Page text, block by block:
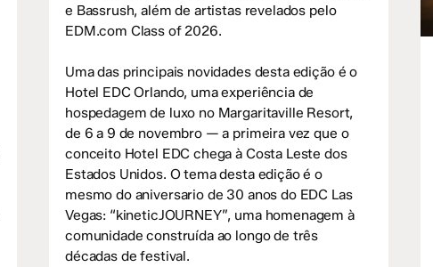
e Bassrush, além de artistas revelados pelo
EDM.com Class of 2026.
Uma das principais novidades desta edição é o
Hotel EDC Orlando, uma experiência de
hospedagem de luxo no Margaritaville Resort,
de 6 a 9 de novembro — a primeira vez que o
conceito Hotel EDC chega à Costa Leste dos
Estados Unidos. O tema desta edição é o
mesmo do aniversario de 30 anos do EDC Las
Vegas: “kineticJOURNEY”, uma homenagem à
comunidade construída ao longo de três
décadas de festival.